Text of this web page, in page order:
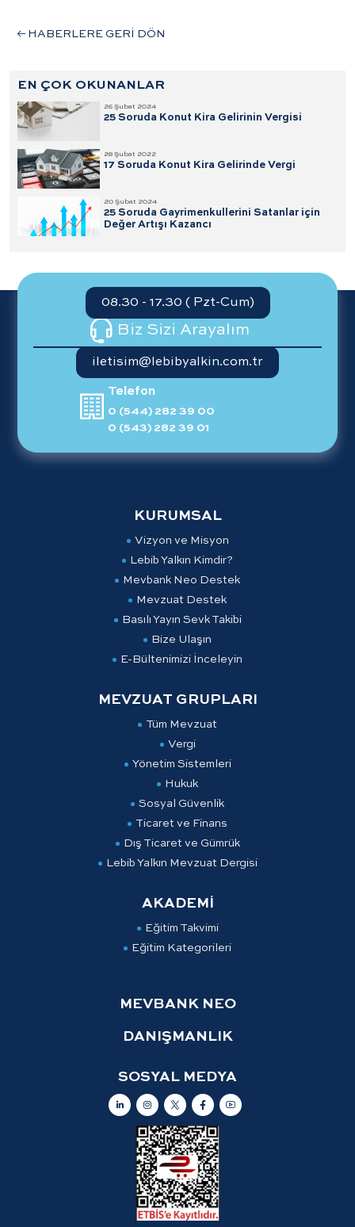
HABERLERE GERİ DÖN
EN ÇOK OKUNANLAR
26 Şubat 2024
25 Soruda Konut Kira Gelirinin Vergisi
28 Şubat 2022
17 Soruda Konut Kira Gelirinde Vergi
20 Şubat 2024
25 Soruda Gayrimenkullerini Satanlar için
Değer Artışı Kazancı
08.30 - 17.30 ( Pzt-Cum)
Biz Sizi Arayalım
iletisim@lebibyalkin.com.tr
Telefon
0 (544) 282 39 00
0 (543) 282 39 01
KURUMSAL
Vizyon ve Misyon
Lebib Yalkın Kimdir?
Mevbank Neo Destek
Mevzuat Destek
Basılı Yayın Sevk Takibi
Bize Ulaşın
E-Bültenimizi İnceleyin
MEVZUAT GRUPLARI
Tüm Mevzuat
Vergi
Yönetim Sistemleri
Hukuk
Sosyal Güvenlik
Ticaret ve Finans
Dış Ticaret ve Gümrük
Lebib Yalkın Mevzuat Dergisi
AKADEMİ
Eğitim Takvimi
Eğitim Kategorileri
MEVBANK NEO
DANIŞMANLIK
SOSYAL MEDYA